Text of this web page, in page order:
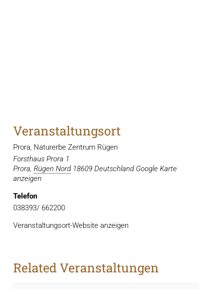
Veranstaltungsort
Prora, Naturerbe Zentrum Rügen
Forsthaus Prora 1
Prora, Rügen Nord 18609 Deutschland Google Karte
anzeigen
Telefon
038393/ 662200
Veranstaltungsort-Website anzeigen
Related Veranstaltungen